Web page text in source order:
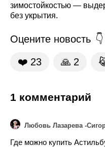
зимостойкостью —
без укрытия.
Оцените новость
❤️ 23 🙏 2
1 комментарий
Любовь Лазарева -
Где можно купить